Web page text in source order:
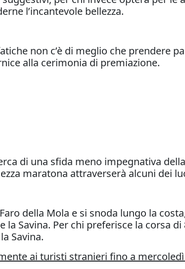
l’incantevole bellezza.
non c’è di meglio che prendere
alla cerimonia di premiazione.
di una sfida meno impegnativa
maratona attraverserà alcuni dei
della Mola e si snoda lungo la
Savina. Per chi preferisce la corsa
Savina.
ai turisti stranieri fino a